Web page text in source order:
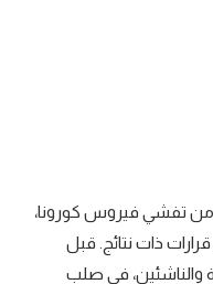
من تفشي فيروس كورونا،
ذات نتائج. قبل
والناشئين، في صلب